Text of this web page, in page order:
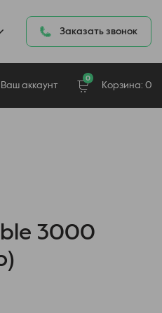
Заказать звонок
Ваш аккаунт
0
Корзина: 0
3000